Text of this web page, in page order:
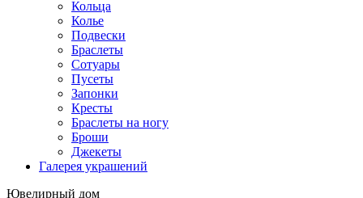
Кольца
Колье
Подвески
Браслеты
Сотуары
Пусеты
Запонки
Кресты
Браслеты на ногу
Броши
Джекеты
Галерея украшений
Ювелирный дом